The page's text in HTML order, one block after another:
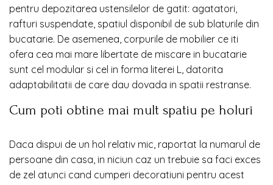
pentru depozitarea ustensilelor de gatit: agatatori,
rafturi suspendate, spatiul disponibil de sub blaturile din
bucatarie. De asemenea, corpurile de mobilier ce iti
ofera cea mai mare libertate de miscare in bucatarie
sunt cel modular si cel in forma literei L, datorita
adaptabilitatii de care dau dovada in spatii restranse.
Cum poti obtine mai mult spatiu pe holuri
Daca dispui de un hol relativ mic, raportat la numarul de
persoane din casa, in niciun caz un trebuie sa faci exces
de zel atunci cand cumperi decoratiuni pentru acest